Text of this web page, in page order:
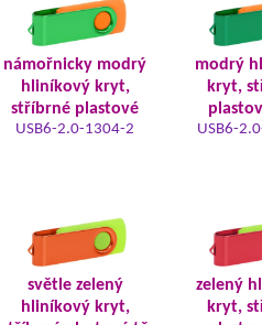
námořnicky modrý
hliníkový kryt,
stříbrné plastové
USB6-2.0-1304-2
modrý
kryt,
USB6-
světle zelený
hliníkový kryt,
zelený
kryt,